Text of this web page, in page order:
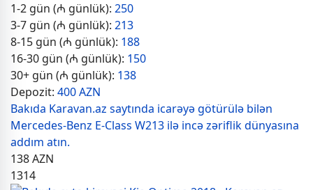
1-2 gün (₼ günlük): 250
3-7 gün (₼ günlük): 213
8-15 gün (₼ günlük): 188
16-30 gün (₼ günlük): 150
30+ gün (₼ günlük): 138
Depozit: 400 AZN
Bakıda Karavan.az saytında icarəyə götürülə bilən
Mercedes-Benz E-Class W213 ilə incə zəriflik dünyasına
addım atın.
138AZN
1314